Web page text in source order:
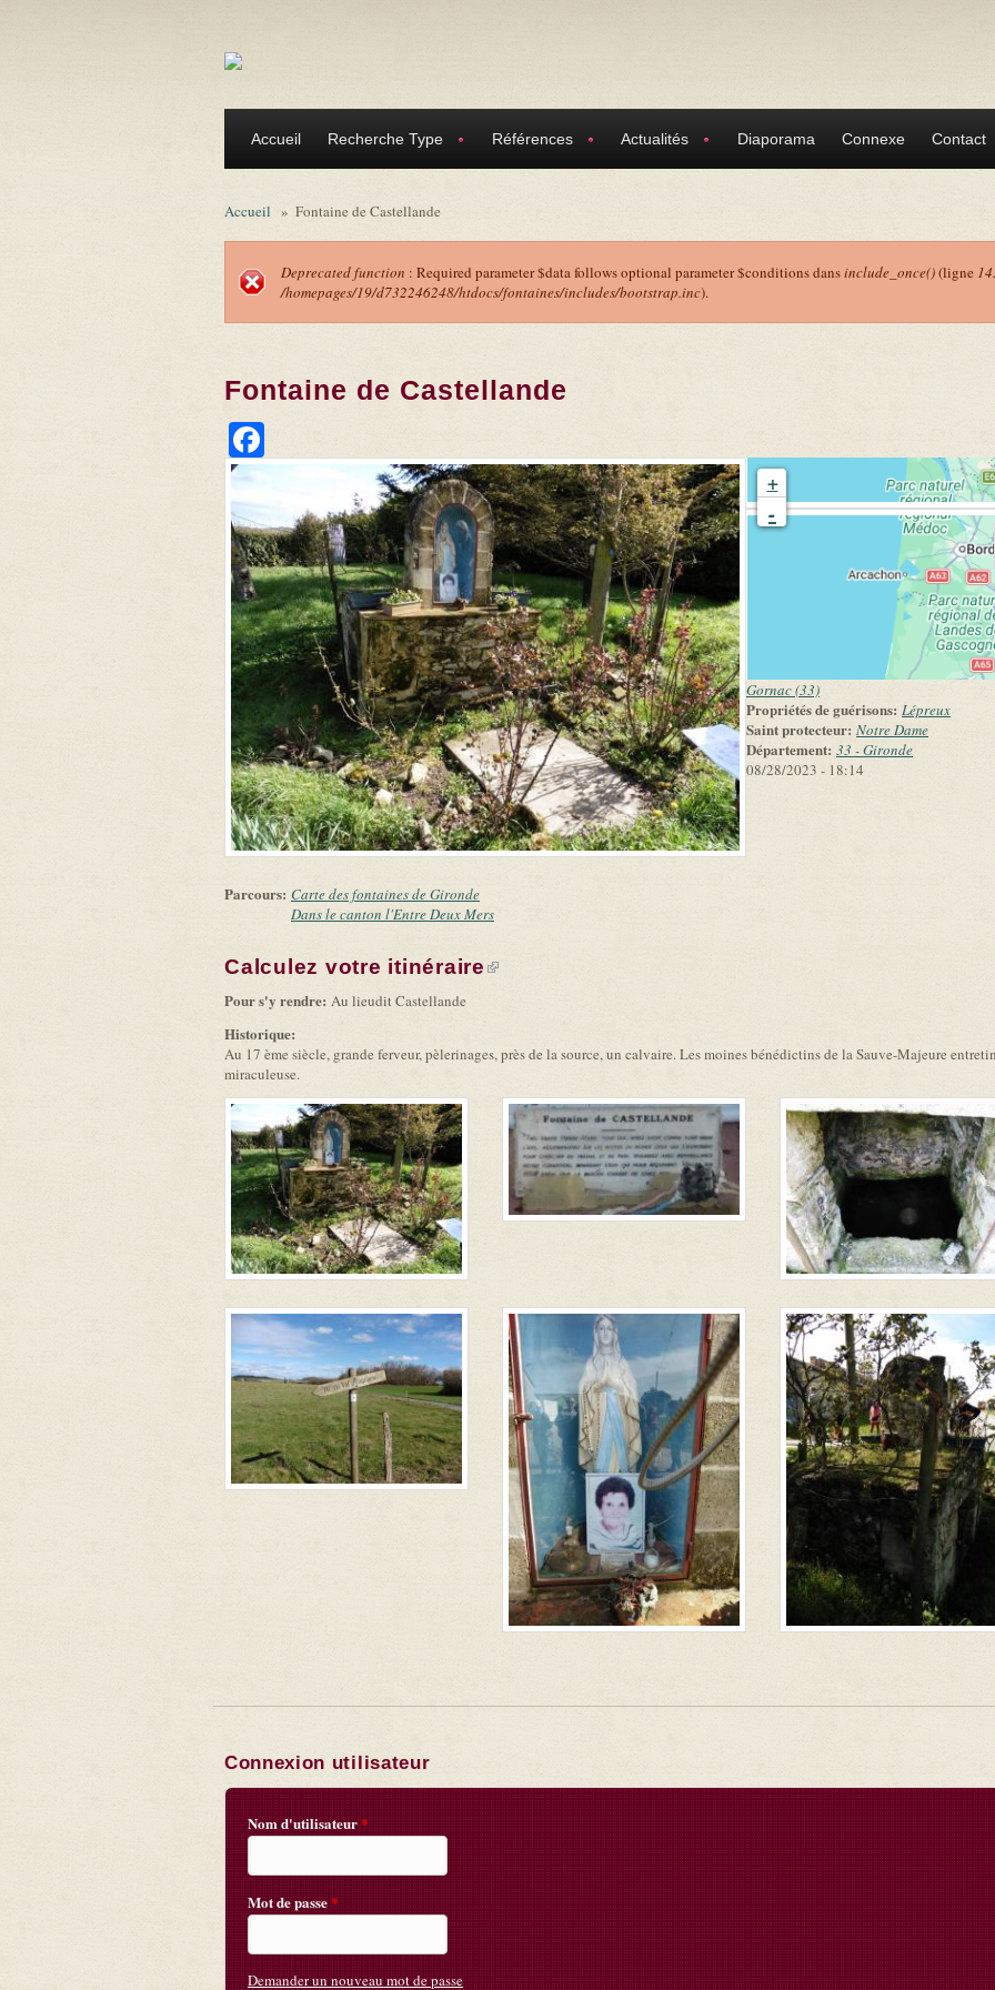
Accueil Recherche Type Références Actualités Diaporama Connexe Contact
Accueil » Fontaine de Castellande
Message d'erreur
Deprecated function : Required parameter $data follows optional parameter $conditions dansinclude_once()(ligne
/homepages/19/d732246248/htdocs/fontaines/includes/bootstrap.inc).
Fontaine de Castellande
+
-
Gornac (33)
Propriétés de guérisons: Lépreux
Saint protecteur: Notre Dame
Département: 33 - Gironde
08/28/2023 - 18:14
Parcours: Carte des fontaines de Gironde
Dans le canton l'Entre Deux Mers
Calculez votre itinéraire(link is external)
Pour s'y rendre: Au lieudit Castellande
Historique:
Au 17 ème siècle, grande ferveur, pèlerinages, près de la source, un calvaire. Les moines bénédictins de la Sauve-Majeure
miraculeuse.
Connexion utilisateur
Nom d'utilisateur*
Mot de passe*
Demander un nouveau mot de passe